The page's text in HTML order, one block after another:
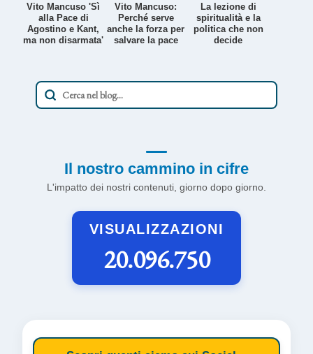
Vito Mancuso 'Sì
alla Pace di
Agostino e Kant,
ma non disarmata'
Vito Mancuso:
Perché serve
anche la forza per
salvare la pace
La lezione di
spiritualità e la
politica che non
decide
Il nostro cammino in cifre
L'impatto dei nostri contenuti, giorno dopo giorno.
VISUALIZZAZIONI
20.096.750